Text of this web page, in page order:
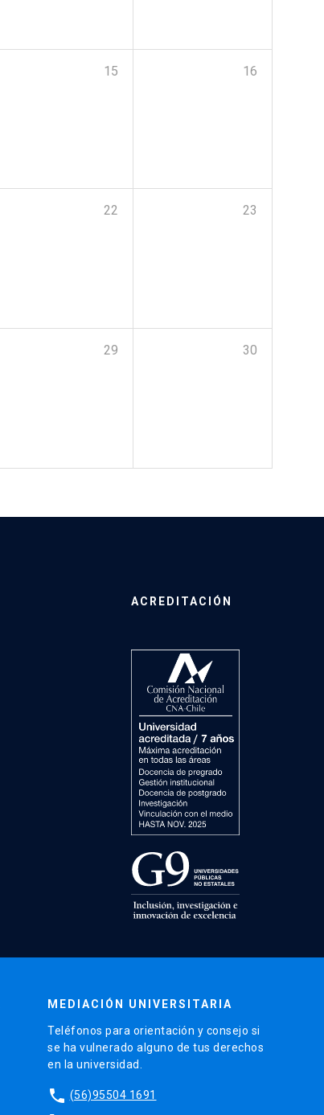
15 16
22 23
29 30
ACREDITACIÓN
MEDIACIÓN UNIVERSITARIA
Teléfonos para orientación y consejo si
se ha vulnerado alguno de tus derechos
en la universidad.
phone (56)95504 1691